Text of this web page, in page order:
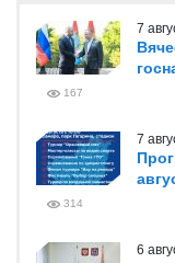
7
167
7
314
6